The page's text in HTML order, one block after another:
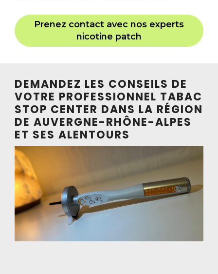
Prenez contact avec nos experts
nicotine patch
DEMANDEZ LES CONSEILS DE
VOTRE PROFESSIONNEL TABAC
STOP CENTER DANS LA RÉGION
DE AUVERGNE-RHÔNE-ALPES
ET SES ALENTOURS